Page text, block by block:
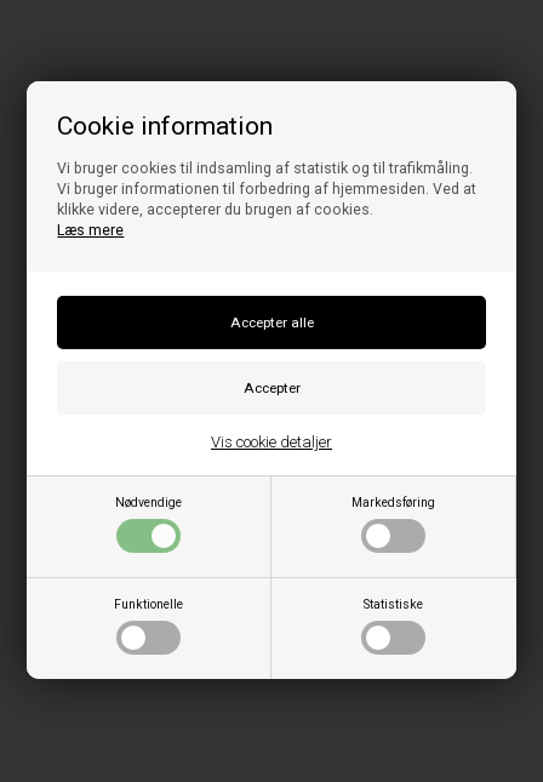
Cookie information
Vi bruger cookies til indsamling af statistik og til trafikmåling.
Vi bruger informationen til forbedring af hjemmesiden. Ved at
klikke videre, accepterer du brugen af cookies.
Læs mere
Nødvendige Markedsføring
Funktionelle Statistiske
Vis cookie detaljer